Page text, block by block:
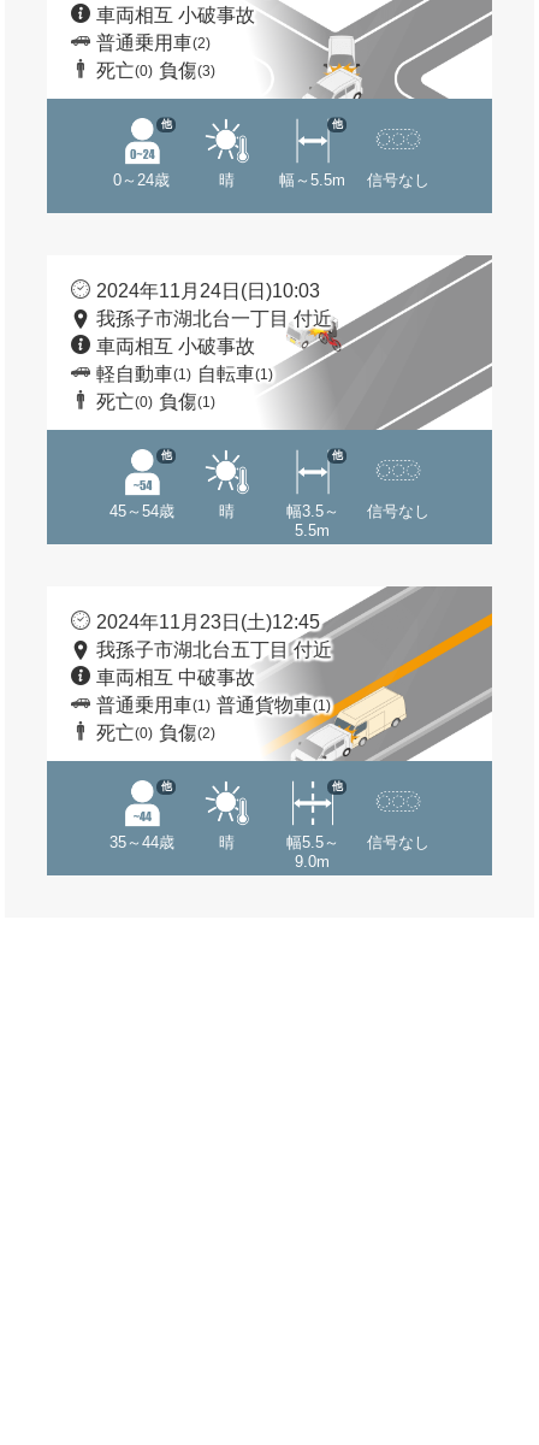
車両相互 小破事故
普通乗用車(2)
死亡(0) 負傷(3)
0～24歳
他
晴 幅～5.5m
他
信号なし
2024年11月24日(日)10:03
我孫子市湖北台一丁目 付近
車両相互 小破事故
軽自動車(1) 自転車(1)
死亡(0) 負傷(1)
45～54歳
他
晴
幅3.5～
5.5m
他
信号なし
2024年11月23日(土)12:45
我孫子市湖北台五丁目 付近
車両相互 中破事故
普通乗用車(1) 普通貨物車(1)
死亡(0) 負傷(2)
35～44歳
他
晴
幅5.5～
9.0m
他
信号なし